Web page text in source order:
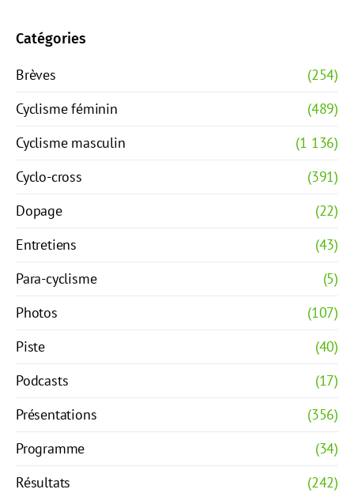
Catégories
Brèves
(254)
Cyclisme féminin
(489)
Cyclisme masculin
(1 136)
Cyclo-cross
(391)
Dopage
(22)
Entretiens
(43)
Para-cyclisme
(5)
Photos
(107)
Piste
(40)
Podcasts
(17)
Présentations
(356)
Programme
(34)
Résultats
(242)